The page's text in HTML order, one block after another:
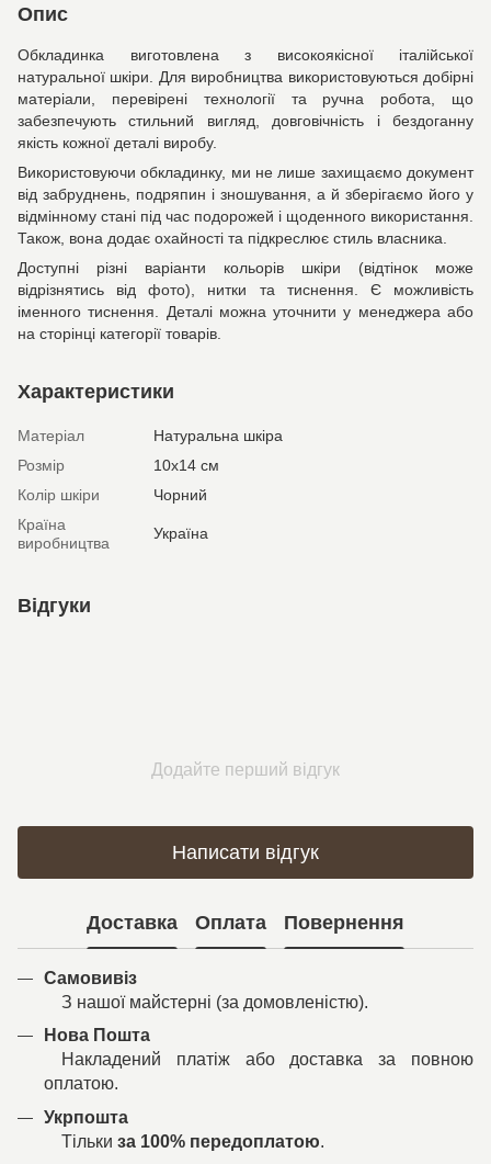
Опис
Обкладинка виготовлена з високоякісної італійської
натуральної шкіри. Для виробництва використовуються добірні
матеріали, перевірені технології та ручна робота, що
забезпечують стильний вигляд, довговічність і бездоганну
якість кожної деталі виробу.
Використовуючи обкладинку, ми не лише захищаємо документ
від забруднень, подряпин і зношування, а й зберігаємо його у
відмінному стані під час подорожей і щоденного використання.
Також, вона додає охайності та підкреслює стиль власника.
Доступні різні варіанти кольорів шкіри (відтінок може
відрізнятись від фото), нитки та тиснення. Є можливість
іменного тиснення. Деталі можна уточнити у менеджера або
на сторінці категорії товарів.
Характеристики
Матеріал
Натуральна шкіра
Розмір
10х14 см
Колір шкіри
Чорний
Країна
виробництва
Україна
Відгуки
Додайте перший відгук
Написати відгук
Доставка Оплата Повернення
Самовивіз
З нашої майстерні (за домовленістю).
Нова Пошта
Накладений платіж або доставка за повною
оплатою.
Укрпошта
Тільки за 100% передоплатою.